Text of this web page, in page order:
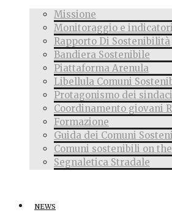
Missione
Monitoraggio e
Rapporto Di Sostenibilità
Bandiera Sostenibile
Piattaforma Arenula
Libellula Comuni
Protagonismo dei sindaci
Coordinamento giovani
Formazione
Guida dei Comuni
Comuni sostenibili on
Segnaletica Stradale
NEWS